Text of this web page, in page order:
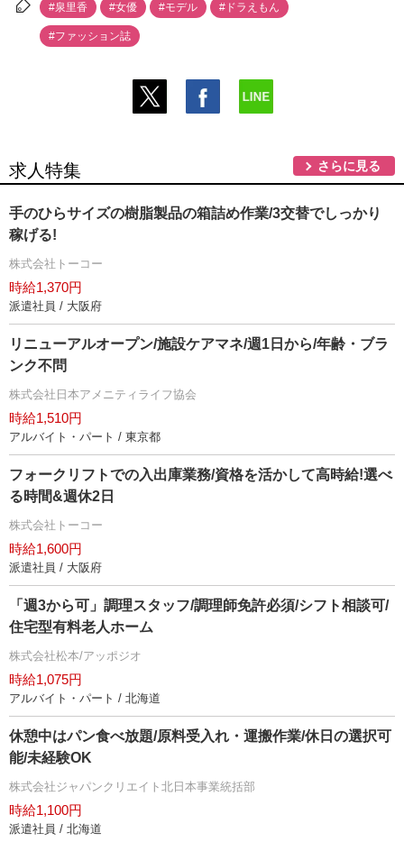
#泉里香 #女優 #モデル #ドラえもん
#ファッション誌
求人特集 さらに見る
手のひらサイズの樹脂製品の箱詰め作業/3交替でしっかり
稼げる!
株式会社トーコー
時給1,370円
派遣社員 / 大阪府
リニューアルオープン/施設ケアマネ/週1日から/年齢・ブラ
ンク不問
株式会社日本アメニティライフ協会
時給1,510円
アルバイト・パート / 東京都
フォークリフトでの入出庫業務/資格を活かして高時給!選べ
る時間&週休2日
株式会社トーコー
時給1,600円
派遣社員 / 大阪府
「週3から可」調理スタッフ/調理師免許必須/シフト相談可/
住宅型有料老人ホーム
株式会社松本/アッポジオ
時給1,075円
アルバイト・パート / 北海道
休憩中はパン食べ放題/原料受入れ・運搬作業/休日の選択可
能/未経験OK
株式会社ジャパンクリエイト北日本事業統括部
時給1,100円
派遣社員 / 北海道